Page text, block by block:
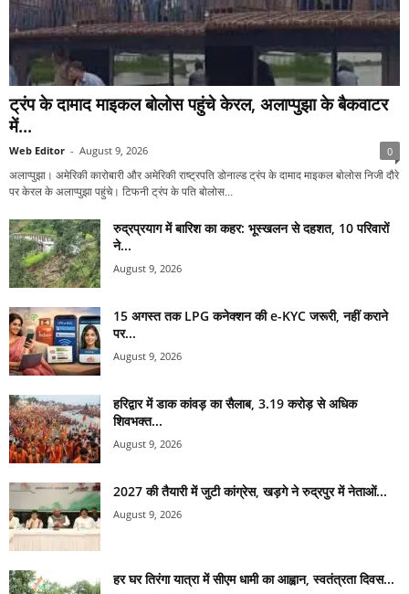
ट्रंप के दामाद माइकल बोलोस पहुंचे केरल, अलाप्पुझा के बैकवाटर
में...
Web Editor - August 9, 2026 0
अलाप्पुझा। अमेरिकी कारोबारी और अमेरिकी राष्ट्रपति डोनाल्ड ट्रंप के दामाद माइकल बोलोस निजी दौरे
पर केरल के अलाप्पुझा पहुंचे। टिफनी ट्रंप के पति बोलोस...
रुद्रप्रयाग में बारिश का कहर: भूस्खलन से दहशत, 10 परिवारों
ने...
August 9, 2026
15 अगस्त तक LPG कनेक्शन की e-KYC जरूरी, नहीं कराने
पर...
August 9, 2026
हरिद्वार में डाक कांवड़ का सैलाब, 3.19 करोड़ से अधिक
शिवभक्त...
August 9, 2026
2027 की तैयारी में जुटी कांग्रेस, खड़गे ने रुद्रपुर में नेताओं...
August 9, 2026
हर घर तिरंगा यात्रा में सीएम धामी का आह्वान, स्वतंत्रता दिवस...